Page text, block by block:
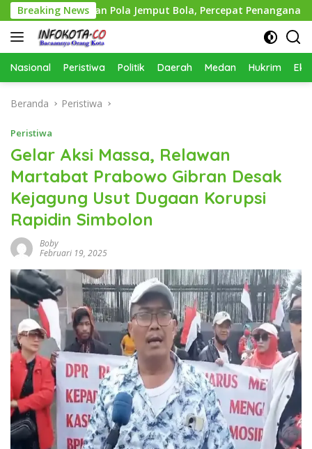
Langsung
ke
konten
Breaking News
Terapkan Pola Jemput Bola, Percepat Penanganan
Nasional Peristiwa Politik Daerah Medan Hukrim
Beranda Peristiwa
Peristiwa
Gelar Aksi Massa, Relawan
Martabat Prabowo Gibran Desak
Kejagung Usut Dugaan Korupsi
Rapidin Simbolon
Boby
Februari 19, 2025